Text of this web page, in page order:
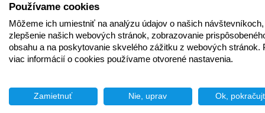
Používame cookies
Môžeme ich umiestniť na analýzu údajov o našich
zlepšenie našich webových stránok, zobrazovanie
obsahu a na poskytovanie skvelého zážitku z webových stránok.
viac informácií o cookies používame otvorené nastavenia.
Zamietnuť Nie, uprav Ok,